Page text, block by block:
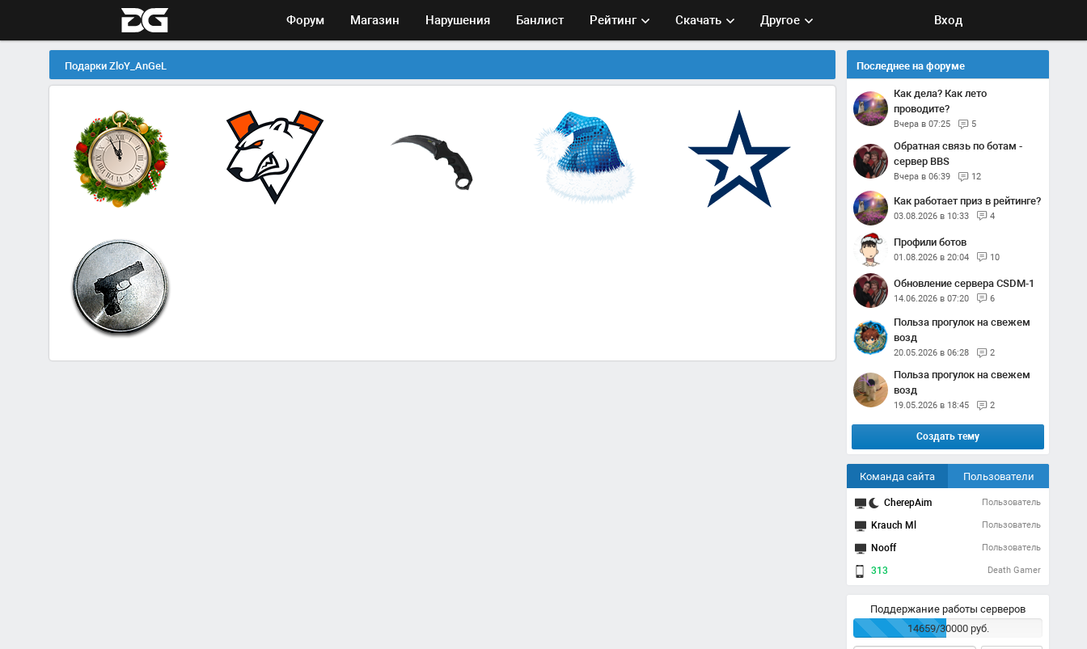
Форум Магазин Нарушения Банлист Рейтинг Скачать Другое Вход
Подарки ZloY_AnGeL Последнее на форуме
Как дела? Как лето
проводите?
Вчера в 07:25 5
Обратная связь по ботам -
сервер BBS
Вчера в 06:39 12
Как работает приз в рейтинге?
03.08.2026 в 10:33 4
Профили ботов
01.08.2026 в 20:04 10
Обновление сервера CSDM-1
14.06.2026 в 07:20 6
Польза прогулок на свежем
возд
20.05.2026 в 06:28 2
Польза прогулок на свежем
возд
19.05.2026 в 18:45 2
Создать тему
Команда сайта Пользователи
CherepAim Пользователь
Krauch Ml Пользователь
Nooff Пользователь
313 Death Gamer
Поддержание работы серверов
14659/30000 руб.